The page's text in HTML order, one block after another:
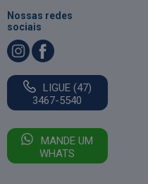
Nossas redes
sociais
LIGUE (47)
3467-5540
MANDE UM
WHATS